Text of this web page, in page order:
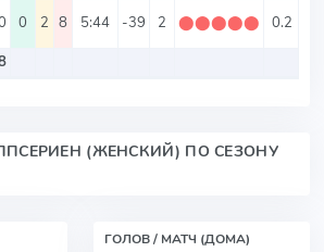
0 2 8 5:44 -39 2 ⬤⬤⬤⬤⬤ 0.2
(ЖЕНСКИЙ) ПО СЕЗОНУ
ГОЛОВ / МАТЧ (ДОМА)